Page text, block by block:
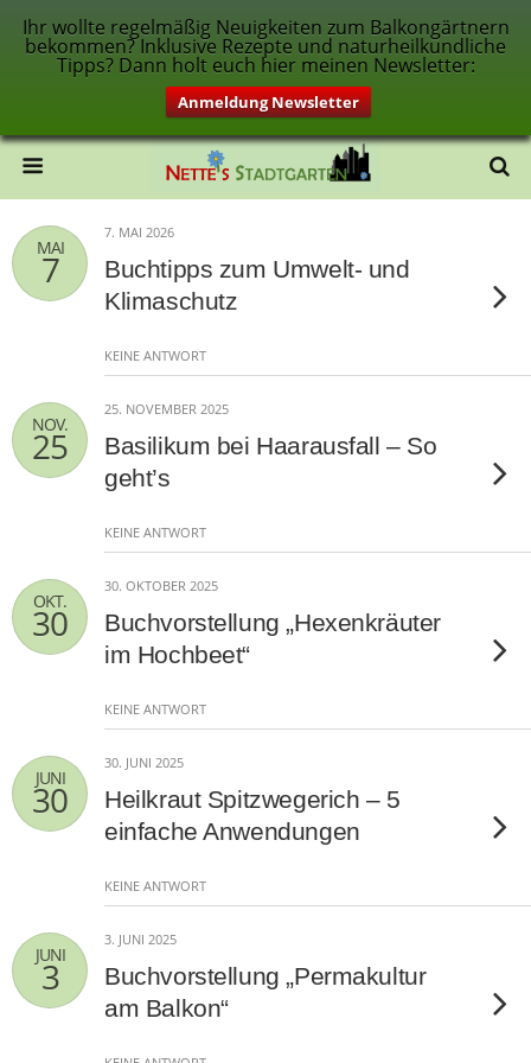
Ihr wollte regelmäßig Neuigkeiten zum Balkongärtnern
bekommen? Inklusive Rezepte und naturheilkundliche
Tipps? Dann holt euch hier meinen Newsletter:
Anmeldung Newsletter
MAI
7
7. MAI 2026
Buchtipps zum Umwelt- und
Klimaschutz
KEINE ANTWORT
NOV.
25
25. NOVEMBER 2025
Basilikum bei Haarausfall – So
geht’s
KEINE ANTWORT
OKT.
30
30. OKTOBER 2025
Buchvorstellung „Hexenkräuter
im Hochbeet“
KEINE ANTWORT
JUNI
30
30. JUNI 2025
Heilkraut Spitzwegerich – 5
einfache Anwendungen
KEINE ANTWORT
JUNI
3
3. JUNI 2025
Buchvorstellung „Permakultur
am Balkon“